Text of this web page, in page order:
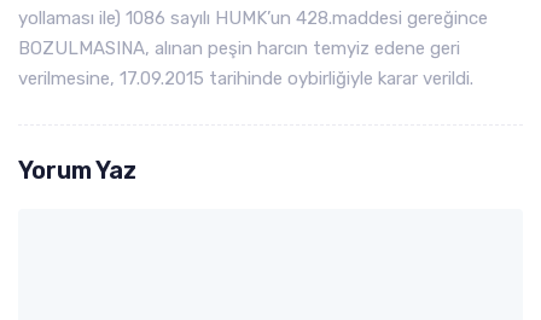
yollaması ile) 1086 sayılı HUMK’un 428.maddesi gereğince
BOZULMASINA, alınan peşin harcın temyiz edene geri
verilmesine, 17.09.2015 tarihinde oybirliğiyle karar verildi.
Yorum Yaz